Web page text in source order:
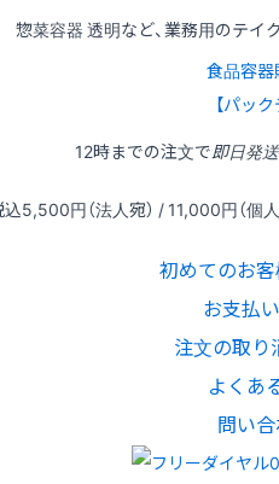
惣菜容器 透明など、業務用のテイ
食品容器
【パック
12時までの注文で即日発送
込5,500円（法人宛） / 11,000円（個
初めてのお
お支払
注文の取り
よくあ
問い